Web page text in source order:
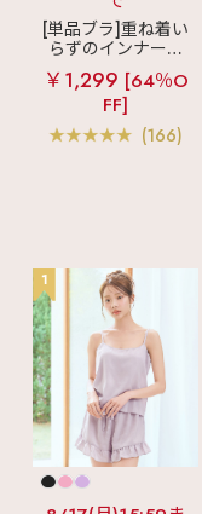
[単品ブラ]重ね着い
らずのインナーブ
ラ
リッチバスト
ブラトップ (ワイヤ
ー入り)
￥1,299 [64％O
FF]
(166)
1